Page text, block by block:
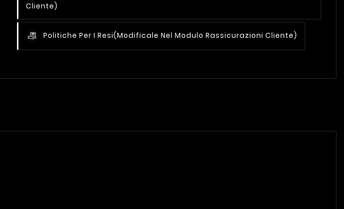
Cliente)
Politiche Per I Resi(modificale Nel Modulo Rassicurazioni Cliente)